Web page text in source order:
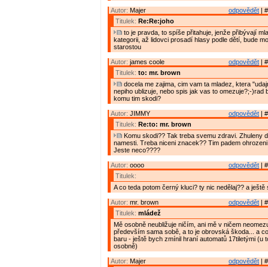
odpovědět |
Autor: Majer
Titulek: Re:Re:joho
to je pravda, to spíše přitahuje, jenže přibývají
kategorii, až lidovci prosadí hlasy podle dětí, bude
starostou
odpovědět |
Autor: james coole
Titulek: to: mr. brown
docela me zajima, cim vam ta mladez, ktera
nepiho ublizuje, nebo spis jak vas to omezuje?;-)rad
komu tim skodi?
odpovědět |
Autor: JIMMY
Titulek: Re:to: mr. brown
Komu skodi?? Tak treba svemu zdravi. Zhuleny
namesti. Treba niceni znacek?? Tim padem
Jeste neco????
odpovědět |
Autor: oooo
Titulek:
A co teda potom černý kluci? ty nic nedělaj?? a ještě
odpovědět |
Autor: mr. brown
Titulek: mládež
Mě osobně neubližuje ničím, ani mě v ničem
především sama sobě, a to je obrovská škoda... a
baru - ještě bych zmínil hraní automatů 17tiletými (u
osobně)
odpovědět |
Autor: Majer